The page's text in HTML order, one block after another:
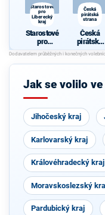
Starostové
pro
Liberecký
kraj
Starostové
pro
Liberecký
kraj
Česká
pirátská
strana
Česká
pirátská
strana
Jak se volilo
Jihočeský kraj
Karlovarský kraj
Královéhradecký kraj
Moravskoslezský
Pardubický kraj